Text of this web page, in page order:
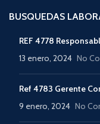
BUSQUEDAS
REF 4778
13 enero, 2024 No
Ref 4783 Gerente
9 enero, 2024 No